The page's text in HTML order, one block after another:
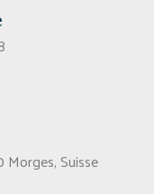
Morges, Suisse​